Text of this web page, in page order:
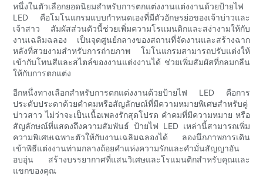
หนึ่งในตัวเลือกยอดนิยมสำหรับการตกแต่งงานแต่งงานด้วยป้ายไฟ
LED คือโมโนแกรมแบบกำหนดเองที่มีตัวอักษรย่อของเจ้าบ่าวและ
เจ้าสาว สัมผัสส่วนตัวนี้ช่วยเพิ่มความโรแมนติกและสง่างามให้กับ
งานเฉลิมฉลอง เป็นจุดศูนย์กลางของสถานที่จัดงานและสร้างฉาก
หลังที่สวยงามสำหรับการถ่ายภาพ โมโนแกรมสามารถปรับแต่งให้
เข้ากับโทนสีและสไตล์ของงานแต่งงานได้ ช่วยเพิ่มสัมผัสที่กลมกลืน
ให้กับการตกแต่ง
อีกหนึ่งทางเลือกสำหรับการตกแต่งงานด้วยป้ายไฟ LED คือการ
ประดับประดาด้วยคำคมหรือสัญลักษณ์ที่มีความหมายพิเศษสำหรับคู่
บ่าวสาว ไม่ว่าจะเป็นเนื้อเพลงรักสุดโปรด คำคมที่มีความหมาย หรือ
สัญลักษณ์ที่แสดงถึงความสัมพันธ์ ป้ายไฟ LED เหล่านี้สามารถเพิ่ม
ความพิเศษเฉพาะตัวให้กับงานเฉลิมฉลองได้ ลองนึกภาพการเดิน
เข้าพิธีแต่งงานท่ามกลางถ้อยคำแห่งความรักและคำมั่นสัญญาอัน
อบอุ่น สร้างบรรยากาศที่แสนวิเศษและโรแมนติกสำหรับคุณและ
แขกของคุณ